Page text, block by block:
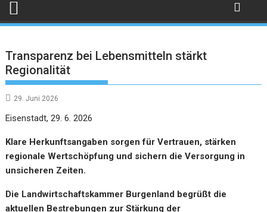
Transparenz bei Lebensmitteln stärkt
Regionalität
29. Juni 2026
Eisenstadt, 29. 6. 2026
Klare Herkunftsangaben sorgen für Vertrauen, stärken
regionale Wertschöpfung und sichern die Versorgung in
unsicheren Zeiten.
Die Landwirtschaftskammer Burgenland begrüßt die
aktuellen Bestrebungen zur Stärkung der